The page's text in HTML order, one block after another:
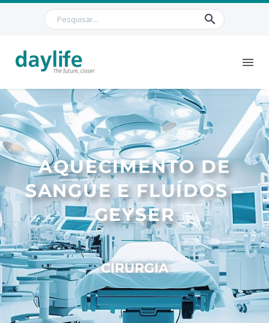
AQUECIMENTO DE
SANGUE E FLUÍDOS –
GEYSER
CIRURGIA